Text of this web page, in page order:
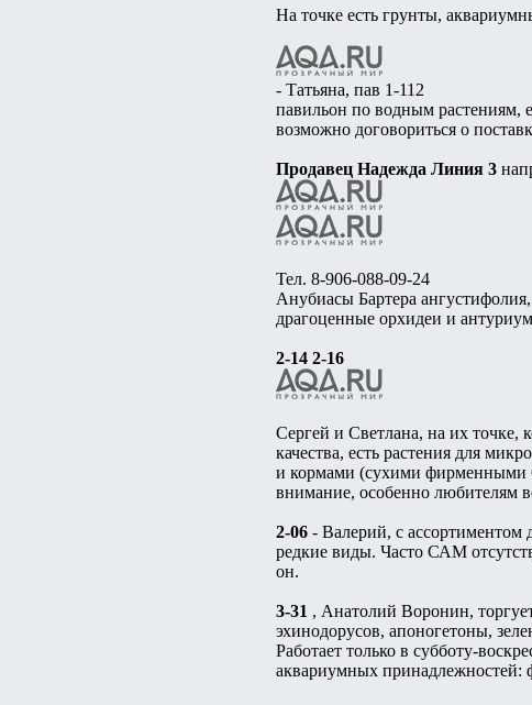
На точке есть грунты,
- Татьяна, пав 1-112
павильон по водным растениям,
возможно договориться о
Продавец Надежда Линия 3
Тел. 8-906-088-09-24
Анубиасы Бартера
драгоценные орхидеи и
2-14 2-16
Сергей и Светлана, на их точке,
качества, есть растения для
и кормами (сухими фирменными
внимание, особенно любителям
2-06 - Валерий, с ассортиментом
редкие виды. Часто САМ
он.
3-31 , Анатолий Воронин,
эхинодорусов, апоногетоны,
Работает только в субботу-
аквариумных принадлежностей: